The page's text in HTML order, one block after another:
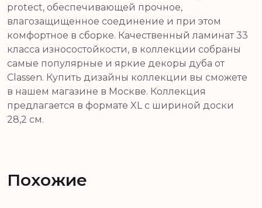
protect, обеспечивающей прочное,
влагозащищенное соединение и при этом
комфортное в сборке. Качественный ламинат 33
класса износостойкости, в коллекции собраны
самые популярные и яркие декоры дуба от
Classen. Купить дизайны коллекции вы сможете
в нашем магазине в Москве. Коллекция
предлагается в формате XL с шириной доски
28,2 см.
Похожие